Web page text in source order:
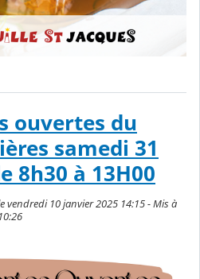
ouvertes du
samedi 31
8h30 à 13H00
vendredi 10 janvier 2025 14:15 - Mis à